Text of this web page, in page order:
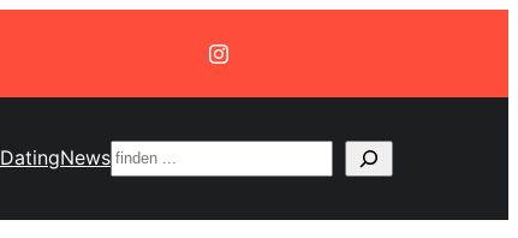
DatingNews Suchen